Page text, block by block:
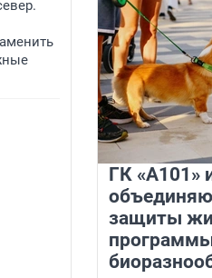
ГК «А101»
защиты